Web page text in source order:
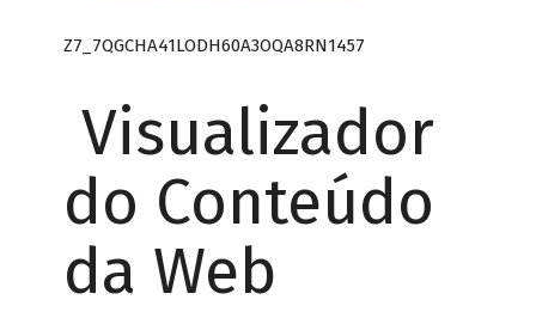
Z7_7QGCHA41LODH60A3OQA8RN1457
Visualizador
do Conteúdo
da Web